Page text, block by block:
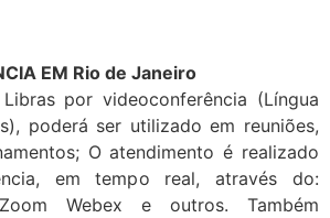
EM Rio de Janeiro
por videoconferência (Língua
poderá ser utilizado em reuniões,
O atendimento é realizado
em tempo real, através do:
Webex e outros. Também